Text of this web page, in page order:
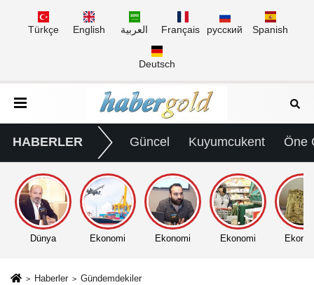
Türkçe English العربية Français русский Spanish
Deutsch
HABERLER Güncel Kuyumcukent Öne
Dünya Ekonomi Ekonomi Ekonomi
Haberler Gündemdekiler